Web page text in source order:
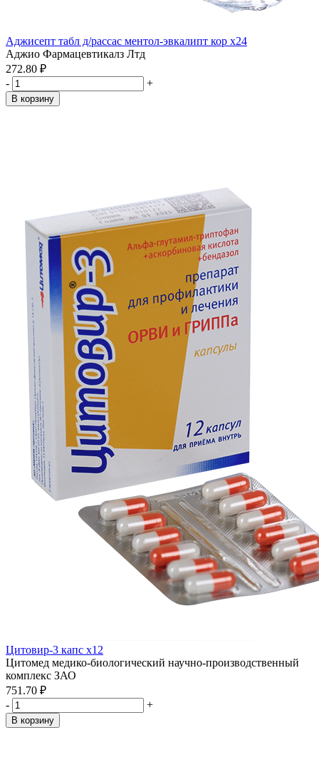
Аджисепт табл д/рассас ментол-эвкалипт кор x24
Аджио Фармацевтикалз Лтд
272.80 ₽
-
+
В корзину
Цитовир-3 капс x12
Цитомед медико-биологический научно-производственный
комплекс ЗАО
751.70 ₽
-
+
В корзину